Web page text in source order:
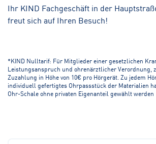
Ihr KIND Fachgeschäft in der
freut sich auf Ihren Besuch!
*KIND Nulltarif: Für Mitglieder einer gesetzlichen
Leistungsanspruch und ohrenärztlicher Verordnung,
Zuzahlung in Höhe von 10€ pro Hörgerät. Zu jedem
individuell gefertigtes Ohrpassstück der Materialien
Ohr-Schale ohne privaten Eigenanteil gewählt werden